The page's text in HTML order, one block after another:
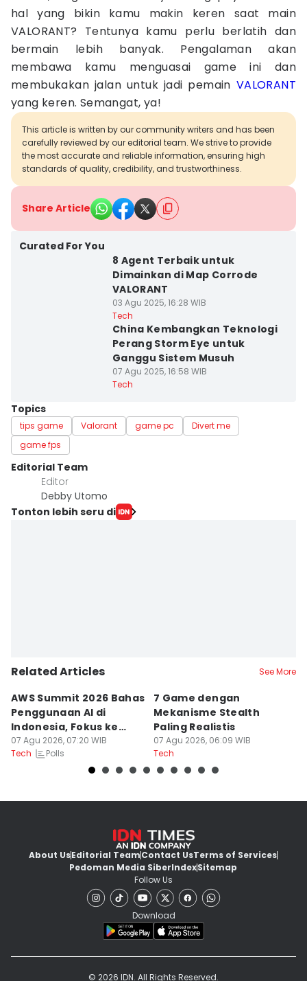
hal yang bikin kamu makin keren saat main
VALORANT? Tentunya kamu perlu berlatih dan
bermain lebih banyak. Pengalaman akan
membawa kamu menguasai game ini dan
membukakan jalan untuk jadi pemain VALORANT
yang keren. Semangat, ya!
This article is written by our community writers and has been
carefully reviewed by our editorial team. We strive to provide
the most accurate and reliable information, ensuring high
standards of quality, credibility, and trustworthiness.
Share Article
Curated For You
8 Agent Terbaik untuk
Dimainkan di Map Corrode
VALORANT
03 Agu 2025, 16:28 WIB
Tech
China Kembangkan Teknologi
Perang Storm Eye untuk
Ganggu Sistem Musuh
07 Agu 2025, 16:58 WIB
Tech
Topics
tips game Valorant game pc
Divert me
game fps
Editorial Team
Editor
Debby Utomo
Tonton lebih seru di
Related Articles See More
AWS Summit 2026 Bahas
Penggunaan AI di
Indonesia, Fokus ke
Dampak
07 Agu 2026, 07:20 WIB
Tech
Polls
7 Game dengan
Mekanisme Stealth
Paling Realistis
07 Agu 2026, 06:09 WIB
Tech
About UsEditorial TeamContact UsTerms of Services
Pedoman Media SiberIndexSitemap
Follow Us
Download
© 2026 IDN. All Rights Reserved.